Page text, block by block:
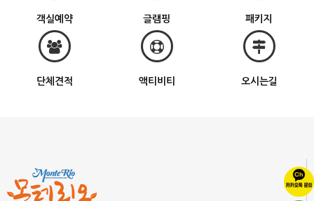
객실예약 글램핑 패키지
단체견적 액티비티 오시는길